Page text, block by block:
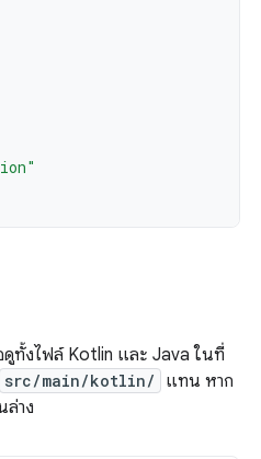
ดูทั้งไฟล์ Kotlin และ Java ในที่
src/main/kotlin/
แทน หาก
ล่าง